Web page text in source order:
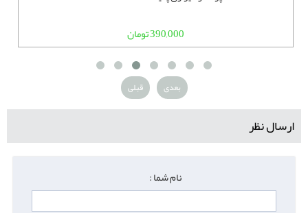
390,000 تومان
قبلی بعدی
ارسال نظر
نام شما :